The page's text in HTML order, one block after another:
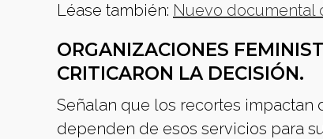
Léase también: Nuevo documental
ORGANIZACIONES
CRITICARON LA DECISIÓN.
Señalan que los recortes impactan
dependen de esos servicios para